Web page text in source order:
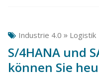
Industrie 4.0 » Logistik
S/4HANA und
können Sie